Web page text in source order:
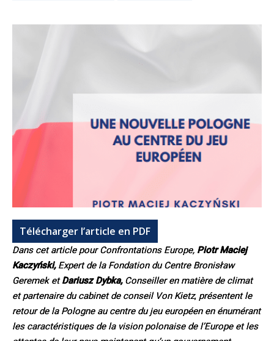
Télécharger l’article en PDF
Dans cet article pour Confrontations Europe, Piotr Maciej
Kaczyński,Expert de la Fondation du Centre Bronisław
Geremek etDariusz Dybka,Conseiller en matière de climat
et partenaire du cabinet de conseil Von Kietz,présentent le
retour de la Pologne au centre du jeu européen en énumérant
les caractéristiques de la vision polonaise de l’Europe et les